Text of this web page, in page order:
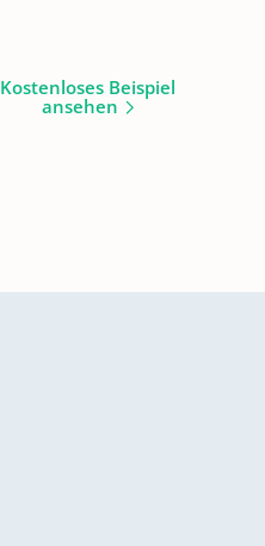
Kostenloses Beispiel
ansehen